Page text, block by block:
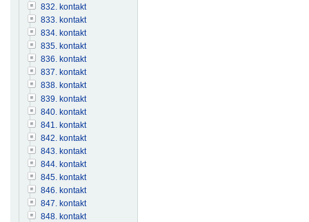
832. kontakt
833. kontakt
834. kontakt
835. kontakt
836. kontakt
837. kontakt
838. kontakt
839. kontakt
840. kontakt
841. kontakt
842. kontakt
843. kontakt
844. kontakt
845. kontakt
846. kontakt
847. kontakt
848. kontakt